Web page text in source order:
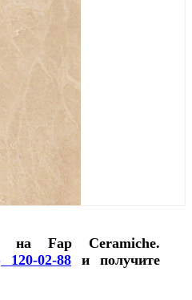
на Fap Ceramiche.
120-02-88 и получите